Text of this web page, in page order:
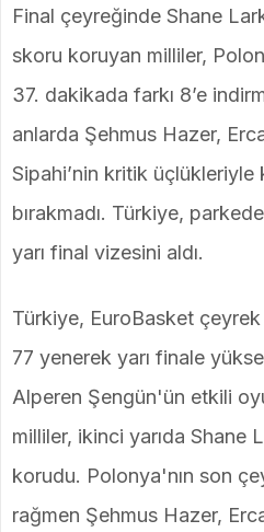
Final çeyreğinde Shane
skoru koruyan milliler,
37. dakikada farkı 8’e
anlarda Şehmus Hazer,
Sipahi’nin kritik üçlükleriyle
bırakmadı. Türkiye,
yarı final vizesini aldı.
Türkiye, EuroBasket
77 yenerek yarı finale
Alperen Şengün'ün etkili
milliler, ikinci yarıda Shane
korudu. Polonya'nın son
rağmen Şehmus Hazer,